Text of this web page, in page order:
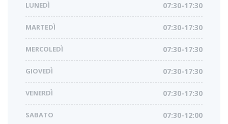
LUNEDÌ 07:30-17:30
MARTEDÌ 07:30-17:30
MERCOLEDÌ 07:30-17:30
GIOVEDÌ 07:30-17:30
VENERDÌ 07:30-17:30
SABATO 07:30-12:00